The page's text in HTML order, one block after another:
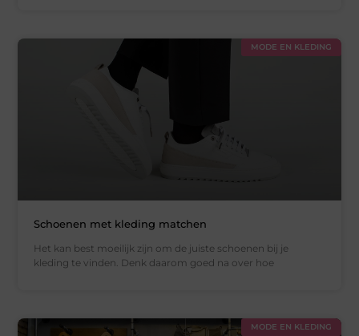
MODE EN KLEDING
Schoenen met kleding matchen
Het kan best moeilijk zijn om de juiste schoenen bij je
kleding te vinden. Denk daarom goed na over hoe
MODE EN KLEDING